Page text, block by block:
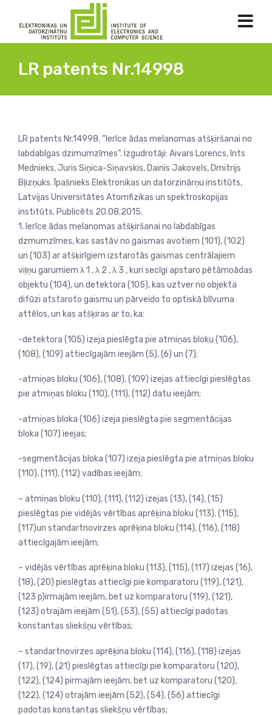
LR patents Nr.14998
LR patents Nr.14998. “Ierīce ādas melanomas atšķiršanai no
labdabīgas dzimumzīmes”. Izgudrotāji: Aivars Lorencs, Ints
Mednieks, Juris Siņica-Siņavskis, Dainis Jakovels, Dmitrijs
Bļizņuks. Īpašnieks Elektronikas un datorzinārņu institūts,
Latvijas Universitātes Atomfizikas un spektroskopijas
institūts. Publicēts 20.08.2015.
1. Ierīce ādas melanomas atšķiršanai no labdabīgas
dzmumzīmes, kas sastāv no gaismas avotiem (101), (102)
un (103) ar atšķirīgiem izstarotās gaismas centrālajiem
viļņu garumiem λ 1 , λ 2 , λ 3 , kuri secīgi apstaro pētāmoādas
objektu (104), un detektora (105), kas uztver no objekta
difūzi atstaroto gaismu un pārveido to optiskā blīvuma
attēlos, un kas atšķiras ar to, ka:
-detektora (105) izeja pieslēgta pie atmiņas bloku (106),
(108), (109) attiecīgajām ieejām (5), (6) un (7);
-atmiņas bloku (106), (108), (109) izejas attiecīgi pieslēgtas
pie atmiņas bloku (110), (111), (112) datu ieejām;
-atmiņas bloka (106) izeja pieslēgta pie segmentācijas
bloka (107) ieejas;
-segmentācijas bloka (107) izeja pieslēgta pie atmiņas bloku
(110), (111), (112) vadības ieejām;
– atmiņas bloku (110), (111), (112) izejas (13), (14), (15)
pieslēgtas pie vidējās vērtības aprēķina bloku (113), (115),
(117)un standartnovirzes aprēķina bloku (114), (116), (118)
attiecīgajām ieejām;
– vidējās vērtības aprēķina bloku (113), (115), (117) izejas (16),
(18), (20) pieslēgtas attiecīgi pie komparatoru (119), (121),
(123 p)irmajām ieejām, bet uz komparatoru (119), (121),
(123) otrajām ieejām (51), (53), (55) attiecīgi padotas
konstantas sliekšņu vērtības;
– standartnovirzes aprēķina bloku (114), (116), (118) izejas
(17), (19), (21) pieslēgtas attiecīgi pie komparatoru (120),
(122), (124) pirmajām ieejām, bet uz komparatoru (120),
(122), (124) otrajām ieejām (52), (54), (56) attiecīgi
padotas konstantas sliekšņu vērtības;